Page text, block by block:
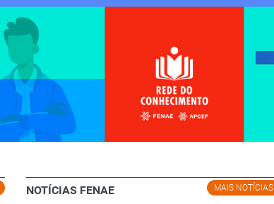
MAIS NOTÍCIAS
NOTÍCIAS FENAE